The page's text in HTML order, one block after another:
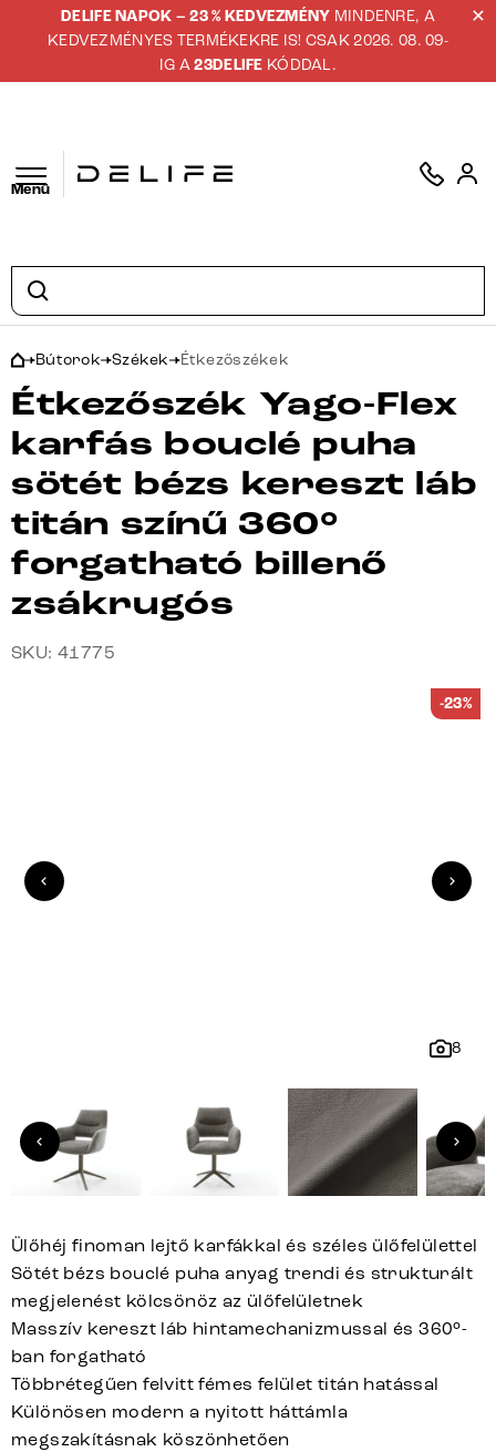
DELIFE NAPOK – 23 % KEDVEZMÉNY MINDENRE, A
KEDVEZMÉNYES TERMÉKEKRE IS! CSAK 2026. 08. 09-
IG A23DELIFE KÓDDAL.
Menü
Bútorok Székek Étkezőszékek
Étkezőszék Yago-Flex
karfás bouclé puha
sötét bézs kereszt láb
titán színű 360°
forgatható billenő
zsákrugós
SKU: 41775
8
-23%
Ülőhéj finoman lejtő karfákkal és széles ülőfelülettel
Sötét bézs bouclé puha anyag trendi és strukturált
megjelenést kölcsönöz az ülőfelületnek
Masszív kereszt láb hintamechanizmussal és 360°-
ban forgatható
Többrétegűen felvitt fémes felület titán hatással
Különösen modern a nyitott háttámla
megszakításnak köszönhetően